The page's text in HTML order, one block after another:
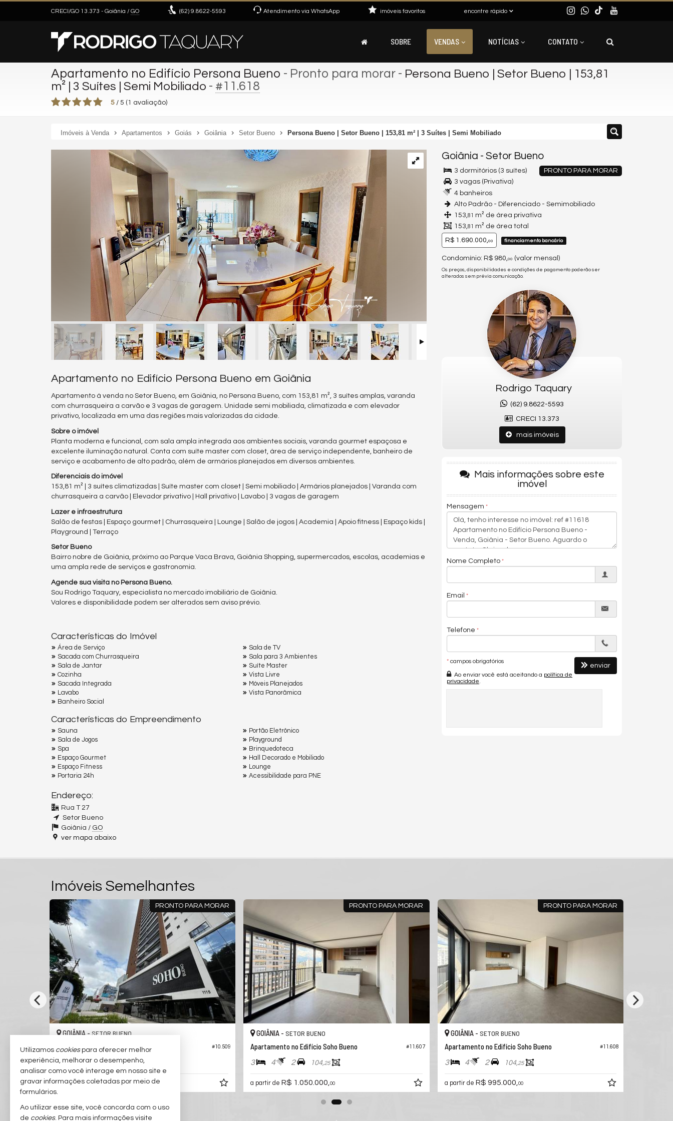
CRECI/GO 13.373 - Goiânia / GO (62) 9.8622-5593 Atendimento via WhatsApp encontre rápido
imóveis favoritos
SOBRE VENDAS NOTÍCIAS CONTATO
Apartamento no Edifício Persona Bueno - Pronto para morar - Persona Bueno | Setor Bueno | 153,81
m² | 3 Suítes | Semi Mobiliado - #11.618
5 / 5 ( 1 avaliação)
Imóveis à Venda Apartamentos Goiás Goiânia Setor Bueno Persona Bueno | Setor Bueno | 153,81 m² | 3 Suítes | Semi Mobiliado
Apartamento no Edifício Persona Bueno em Goiânia
Apartamento à venda no Setor Bueno, em Goiânia, no Persona Bueno, com 153,81 m², 3 suítes amplas, varanda
com churrasqueira a carvão e 3 vagas de garagem. Unidade semi mobiliada, climatizada e com elevador
privativo, localizada em uma das regiões mais valorizadas da cidade.
Sobre o imóvel
Planta moderna e funcional, com sala ampla integrada aos ambientes sociais, varanda gourmet espaçosa e
excelente iluminação natural. Conta com suíte master com closet, área de serviço independente, banheiro de
serviço e acabamento de alto padrão, além de armários planejados em diversos ambientes.
Diferenciais do imóvel
153,81 m² | 3 suítes climatizadas | Suíte master com closet | Semi mobiliado | Armários planejados | Varanda com
churrasqueira a carvão | Elevador privativo | Hall privativo | Lavabo | 3 vagas de garagem
Lazer e infraestrutura
Salão de festas | Espaço gourmet | Churrasqueira | Lounge | Salão de jogos | Academia | Apoio fitness | Espaço kids |
Playground | Terraço
Setor Bueno
Bairro nobre de Goiânia, próximo ao Parque Vaca Brava, Goiânia Shopping, supermercados, escolas, academias e
uma ampla rede de serviços e gastronomia.
Agende sua visita no Persona Bueno.
Sou Rodrigo Taquary, especialista no mercado imobiliário de Goiânia.
Valores e disponibilidade podem ser alterados sem aviso prévio.
Características do Imóvel
Área de Serviço
Sacada com Churrasqueira
Sala de Jantar
Cozinha
Sacada Integrada
Lavabo
Banheiro Social
Sala de TV
Sala para 3 Ambientes
Suíte Master
Vista Livre
Móveis Planejados
Vista Panorâmica
Características do Empreendimento
Sauna
Sala de Jogos
Spa
Espaço Gourmet
Espaço Fitness
Portaria 24h
Portão Eletrônico
Playground
Brinquedoteca
Hall Decorado e Mobiliado
Lounge
Acessibilidade para PNE
Endereço:
Rua T 27
Setor Bueno
Goiânia / GO
ver mapa abaixo
Goiânia - Setor Bueno
PRONTO PARA MORAR
3 dormitórios (3 suítes)
3 vagas (Privativa)
4 banheiros
Alto Padrão - Diferenciado - Semimobiliado
153,81 m² de área privativa
153,81 m² de área total
R$ 1.690.000,00 financiamento bancário
Condomínio: R$ 980, 00 (valor mensal)
Os preços, disponibilidades e condições de pagamento poderão ser
alterados sem prévia comunicação.
Rodrigo Taquary
(62) 9.8622-5593
CRECI 13.373
mais imóveis
Mais informações sobre este
imóvel
Mensagem
Nome Completo
Email
Telefone
* campos obrigatórios
Ao enviar você está aceitando a política de
privacidade
enviar
Imóveis Semelhantes
#10.273
PRONTO PARA MORAR
#10.509
GOIÂNIA - SETOR BUENO
Apartamento no Edifício Soho Bueno
3 4 2 104,30
a partir deR$ 1.097.033,00
PRONTO PARA MORAR
#11.607
GOIÂNIA -SETOR BUENO
Apartamento no Edifício Soho Bueno
3 4 2 104,25
a partir de R$ 1.050.000,00
PRONTO PARA MORAR
#11.608
GOIÂNIA - SETOR BUENO
Apartamento no Edifício Soho Bueno
3 4 2 104,25
a partir de R$ 995.000, 00
Utilizamos cookiespara oferecer melhor
experiência, melhorar o desempenho,
analisar como você interage em nosso site e
gravar informações coletadas por meio de
formulários.
Ao utilizar esse site, você concorda com o uso
de cookies. Para mais informações visite